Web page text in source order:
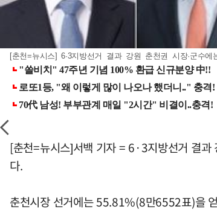
[춘천=뉴시스] 6·3지방선거 결과 강원 춘천권 시장·군
[춘천=뉴시스]서백 기자 = 6·3지방선거 결
다.
춘천시장 선거에는 55.81%(8만6552표)을